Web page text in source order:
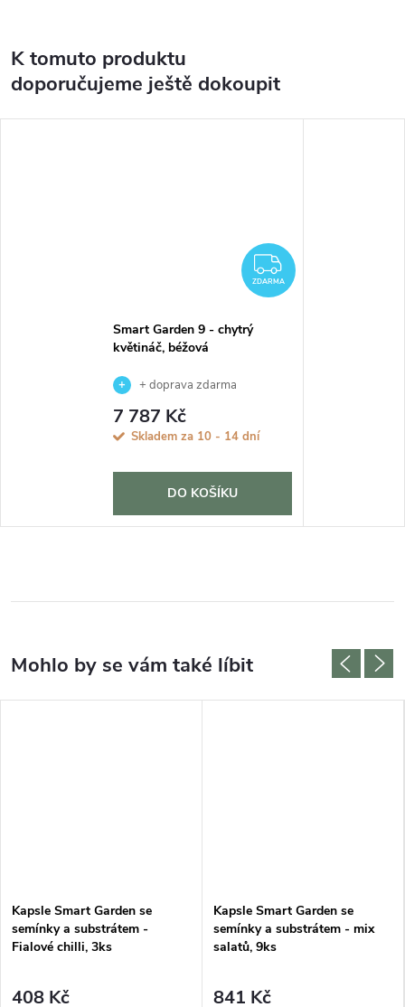
K tomuto produktu
doporučujeme ještě dokoupit
ZDARMA
ZDARMA
Smart Garden 9 - chytrý
květináč, béžová
+ doprava zdarma
7 787 Kč
Skladem za 10 - 14 dní
DO KOŠÍKU
Kapsle Smart Garden se
semínky a substrátem -
Fialové chilli, 3ks
408 Kč
Kapsle Smart Garden se
semínky a substrátem - mix
salatů, 9ks
841 Kč